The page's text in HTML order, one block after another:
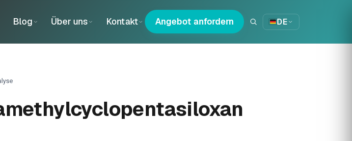
Blog Über uns Kontakt Angebot anfordern DE